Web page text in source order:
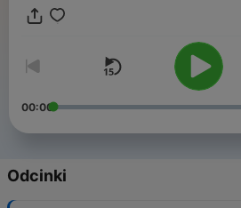
Fredrą, Ignacym Krasickim, Janem
https://wierszykidladzieci.net.pl/
00:00
Odcinki